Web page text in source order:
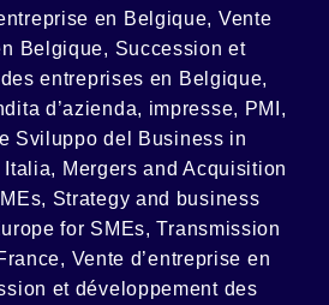
en Belgique, Vente
Belgique, Succession et
entreprises en Belgique,
d’azienda, impresse, PMI,
Sviluppo del Business in
Italia, Mergers and Acquisition
Strategy and business
for SMEs,Transmission
Vente d’entreprise en
et développement des